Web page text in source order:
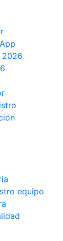
2026
equipo